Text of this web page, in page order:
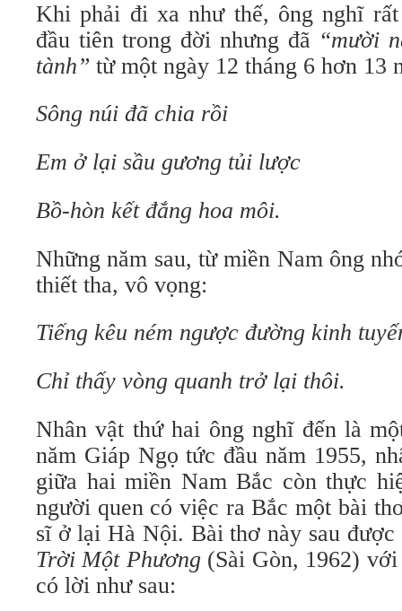
Khi phải đi xa như thế, ông nghĩ
đầu tiên trong đời nhưng đã “mười
tành” từ một ngày 12 tháng 6 hơn 13
Sông núi đã chia rồi
Em ở lại sầu gương tủi lược
Bồ-hòn kết đắng hoa môi.
Những năm sau, từ miền Nam ông
thiết tha, vô vọng:
Tiếng kêu ném ngược đường kinh
Chỉ thấy vòng quanh trở lại thôi.
Nhân vật thứ hai ông nghĩ đến là
năm Giáp Ngọ tức đầu năm 1955,
giữa hai miền Nam Bắc còn thực
người quen có việc ra Bắc một bài
sĩ ở lại Hà Nội. Bài thơ này sau
Trời Một Phương (Sài Gòn, 1962)
có lời như sau: